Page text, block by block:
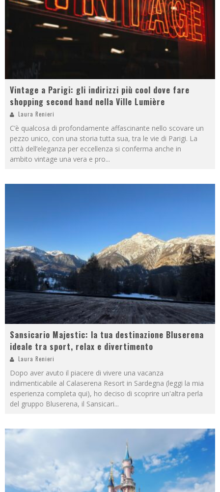
Vintage a Parigi: gli indirizzi più cool dove fare
shopping second hand nella Ville Lumière
Laura Renieri
C’è qualcosa di profondamente affascinante nello scovare un
pezzo unico, con una storia tutta sua, tra le vie di Parigi. La
città dell’eleganza per eccellenza si conferma anche in
ambito vintage una vera e pro...
Sansicario Majestic: la tua destinazione Bluserena
ideale tra sport, relax e divertimento
Laura Renieri
Dopo aver avuto il piacere di vivere una vacanza
indimenticabile al Calaserena Resort in Sardegna (leggi la mia
esperienza completa qui), ho deciso di scoprire un'altra perla
del gruppo Bluserena, il Sansicari...